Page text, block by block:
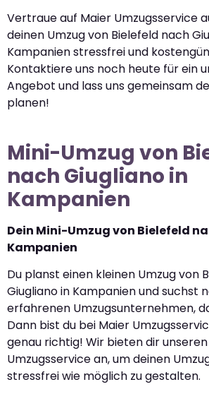
Vertraue auf Maier Umzugsservice
deinen Umzug von Bielefeld nach
Kampanien stressfrei und
Kontaktiere uns noch heute für ein
Angebot und lass uns gemeinsam
planen!
Mini-Umzug von
nach Giugliano in
Kampanien
Dein Mini-Umzug von Bielefeld
Kampanien
Du planst einen kleinen Umzug von
Giugliano in Kampanien und suchst
erfahrenen Umzugsunternehmen,
Dann bist du bei Maier
genau richtig! Wir bieten dir
Umzugsservice an, um deinen
stressfrei wie möglich zu gestalten.